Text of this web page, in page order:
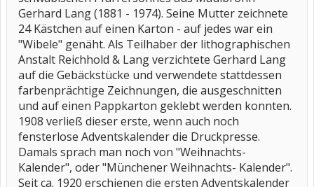
Gerhard Lang (1881 - 1974). Seine Mutter zeichnete
24 Kästchen auf einen Karton - auf jedes war ein
"Wibele" genäht. Als Teilhaber der lithographischen
Anstalt Reichhold & Lang verzichtete Gerhard Lang
auf die Gebäckstücke und verwendete stattdessen
farbenprächtige Zeichnungen, die ausgeschnitten
und auf einen Pappkarton geklebt werden konnten.
1908 verließ dieser erste, wenn auch noch
fensterlose Adventskalender die Druckpresse.
Damals sprach man noch von "Weihnachts-
Kalender", oder "Münchener Weihnachts- Kalender".
Seit ca. 1920 erschienen die ersten Adventskalender